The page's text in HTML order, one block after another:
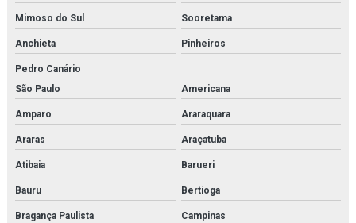
Heater exchanger
High pressure piston pump
Hiross
Imi buschjost
Imi herion
Mimoso do Sul Sooretama
Anchieta Pinheiros
Pedro Canário
São Paulo
Americana
Amparo Araraquara
Araras Araçatuba
Atibaia Barueri
Bauru Bertioga
Bragança Paulista Campinas